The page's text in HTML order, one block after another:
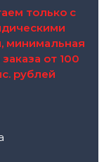
только с
минимальная
от 100
рублей